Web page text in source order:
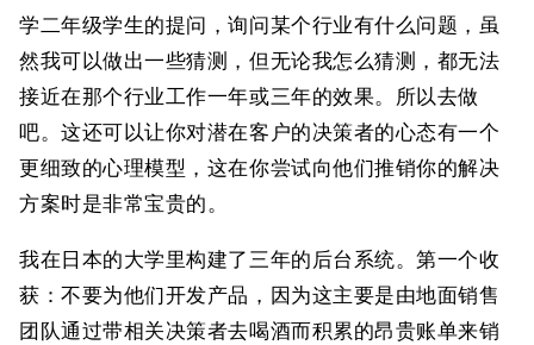
学二年级学生的提问，询问某个行业有什么问题，虽
然我可以做出一些猜测，但无论我怎么猜测，都无法
接近在那个行业工作一年或三年的效果。所以去做
吧。这还可以让你对潜在客户的决策者的心态有一个
更细致的心理模型，这在你尝试向他们推销你的解决
方案时是非常宝贵的。
我在日本的大学里构建了三年的后台系统。第一个收
获：不要为他们开发产品，因为这主要是由地面销售
团队通过带相关决策者去喝酒而积累的昂贵账单来销